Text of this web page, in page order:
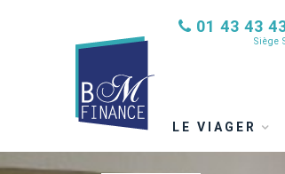
01 43 43
Siège
LE VIAGER